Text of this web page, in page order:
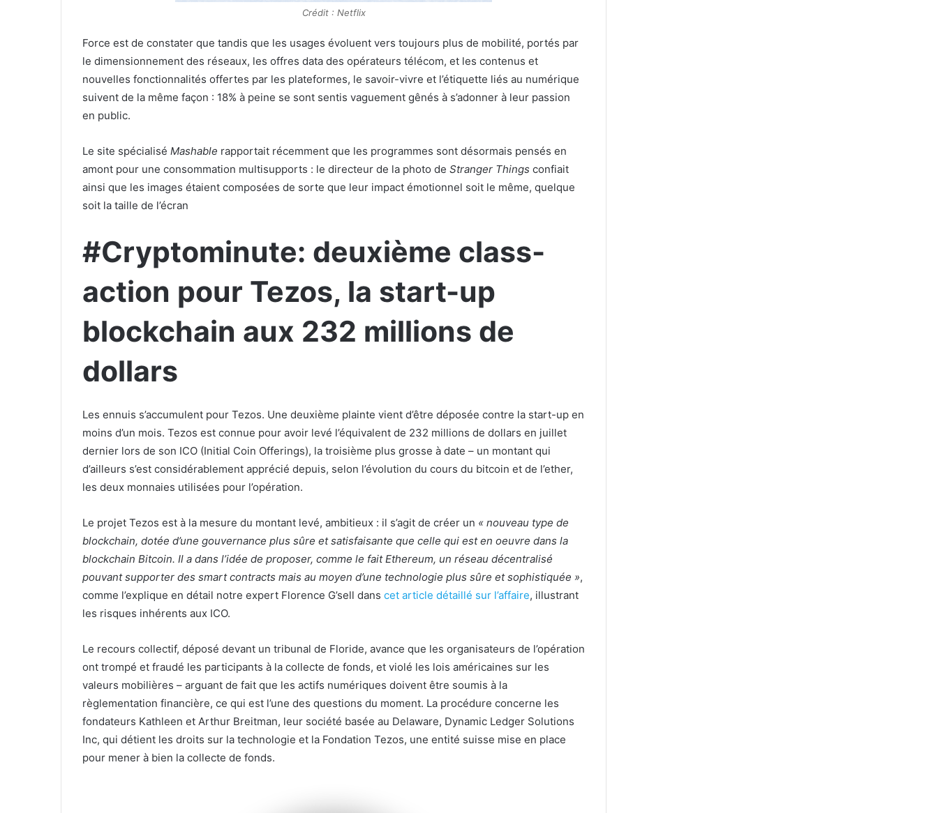
Crédit : Netflix
Force est de constater que tandis que les usages évoluent vers toujours plus de mobilité, portés par
le dimensionnement des réseaux, les offres data des opérateurs télécom, et les contenus et
nouvelles fonctionnalités offertes par les plateformes, le savoir-vivre et l’étiquette liés au numérique
suivent de la même façon : 18% à peine se sont sentis vaguement gênés à s’adonner à leur passion
en public.
Le site spécialisé Mashable rapportait récemment que les programmes sont désormais pensés en
amont pour une consommation multisupports : le directeur de la photo de Stranger Things confiait
ainsi que les images étaient composées de sorte que leur impact émotionnel soit le même, quelque
soit la taille de l’écran
#Cryptominute: deuxième class-
action pour Tezos, la start-up
blockchain aux 232 millions de
dollars
Les ennuis s’accumulent pour Tezos. Une deuxième plainte vient d’être déposée contre la start-up en
moins d’un mois. Tezos est connue pour avoir levé l’équivalent de 232 millions de dollars en juillet
dernier lors de son ICO (Initial Coin Offerings), la troisième plus grosse à date – un montant qui
d’ailleurs s’est considérablement apprécié depuis, selon l’évolution du cours du bitcoin et de l’ether,
les deux monnaies utilisées pour l’opération.
Le projet Tezos est à la mesure du montant levé, ambitieux : il s’agit de créer un « nouveau type de
blockchain, dotée d’une gouvernance plus sûre et satisfaisante que celle qui est en oeuvre dans la
blockchain Bitcoin. Il a dans l’idée de proposer, comme le fait Ethereum, un réseau décentralisé
pouvant supporter des smart contracts mais au moyen d’une technologie plus sûre et sophistiquée »,
comme l’explique en détail notre expert Florence G’sell dans cet article détaillé sur l’affaire, illustrant
les risques inhérents aux ICO.
Le recours collectif, déposé devant un tribunal de Floride, avance que les organisateurs de l’opération
ont trompé et fraudé les participants à la collecte de fonds, et violé les lois américaines sur les
valeurs mobilières – arguant de fait que les actifs numériques doivent être soumis à la
règlementation financière, ce qui est l’une des questions du moment. La procédure concerne les
fondateurs Kathleen et Arthur Breitman, leur société basée au Delaware, Dynamic Ledger Solutions
Inc, qui détient les droits sur la technologie et la Fondation Tezos, une entité suisse mise en place
pour mener à bien la collecte de fonds.